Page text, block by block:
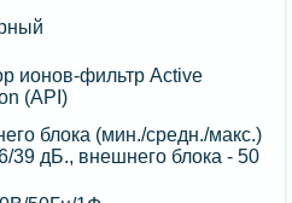
ионов-фильтр Active
(API)
блока (мин./средн./макс.)
39 дБ., внешнего блока - 50